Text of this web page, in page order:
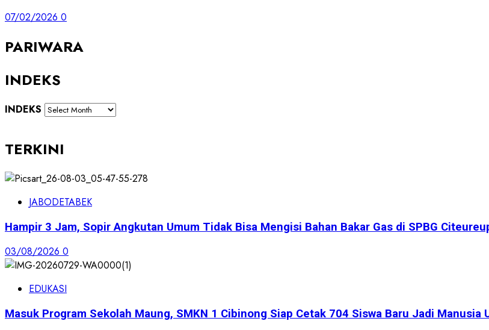
07/02/2026 0
PARIWARA
INDEKS
INDEKS
TERKINI
JABODETABEK
Hampir 3 Jam, Sopir Angkutan Umum Tidak Bisa Mengisi Bahan Bakar Gas di SPBG
03/08/2026 0
EDUKASI
Masuk Program Sekolah Maung, SMKN 1 Cibinong Siap Cetak 704 Siswa Baru Jadi Manusia